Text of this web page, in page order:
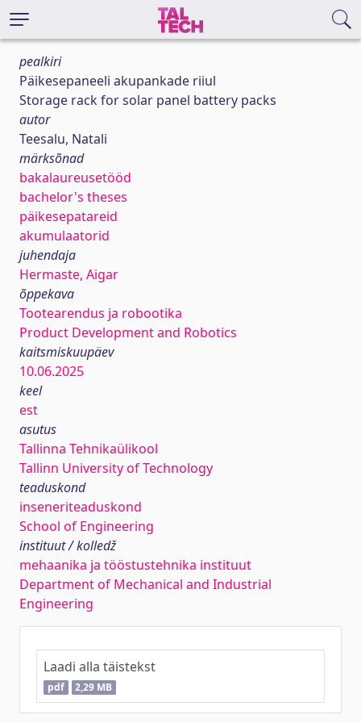
pealkiri
Päikesepaneeli akupankade riiul
Storage rack for solar panel battery packs
autor
Teesalu, Natali
märksõnad
bakalaureusetööd
bachelor's theses
päikesepatareid
akumulaatorid
juhendaja
Hermaste, Aigar
õppekava
Tootearendus ja robootika
Product Development and Robotics
kaitsmiskuupäev
10.06.2025
keel
est
asutus
Tallinna Tehnikaülikool
Tallinn University of Technology
teaduskond
inseneriteaduskond
School of Engineering
instituut / kolledž
mehaanika ja tööstustehnika instituut
Department of Mechanical and Industrial
Engineering
Laadi alla täistekst
pdf 2,29 MB